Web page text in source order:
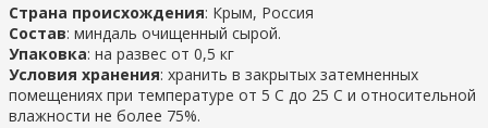
Страна происхождения: Крым, Россия
Состав: миндаль очищенный сырой.
Упаковка: на развес от 0,5 кг
Условия хранения: хранить в закрытых затемненных
помещениях при температуре от 5 С до 25 С и относительной
влажности не более 75%.